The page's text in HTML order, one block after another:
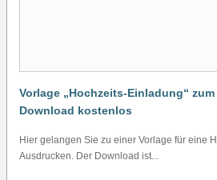
Vorlage „Hochzeits-Einladung“
Download kostenlos
Hier gelangen Sie zu einer Vorlage für eine
Ausdrucken. Der Download ist...